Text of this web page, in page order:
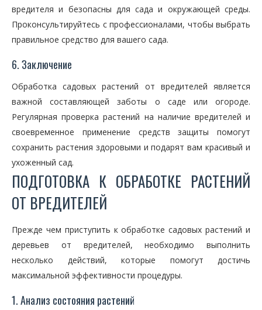
вредителя и безопасны для сада и окружающей среды.
Проконсультируйтесь с профессионалами, чтобы выбрать
правильное средство для вашего сада.
6. Заключение
Обработка садовых растений от вредителей является
важной составляющей заботы о саде или огороде.
Регулярная проверка растений на наличие вредителей и
своевременное применение средств защиты помогут
сохранить растения здоровыми и подарят вам красивый и
ухоженный сад.
ПОДГОТОВКА К ОБРАБОТКЕ РАСТЕНИЙ
ОТ ВРЕДИТЕЛЕЙ
Прежде чем приступить к обработке садовых растений и
деревьев от вредителей, необходимо выполнить
несколько действий, которые помогут достичь
максимальной эффективности процедуры.
1. Анализ состояния растений